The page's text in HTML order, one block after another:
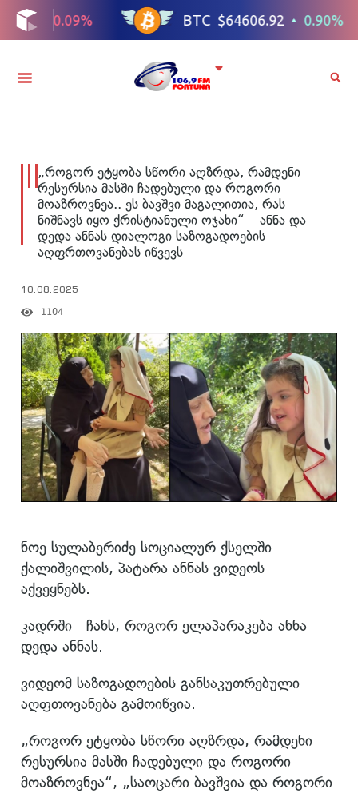
„როგორ ეტყობა სწორი აღზრდა, რამდენი
რესურსია მასში ჩადებული და როგორი
მოაზროვნეა.. ეს ბავშვი მაგალითია, რას
ნიშნავს იყო ქრისტიანული ოჯახი“ – ანნა და
დედა ანნას დიალოგი საზოგადოების
აღფრთოვანებას იწვევს
10.08.2025
1104
ნოე სულაბერიძე სოციალურ ქსელში
ქალიშვილის, პატარა ანნას ვიდეოს
აქვეყნებს.
კადრში ჩანს, როგორ ელაპარაკება ანნა
დედა ანნას.
ვიდეომ საზოგადოების განსაკუთრებული
აღფთოვანება გამოიწვია.
„როგორ ეტყობა სწორი აღზრდა, რამდენი
რესურსია მასში ჩადებული და როგორი
მოაზროვნეა“, „საოცარი ბავშვია და როგორი